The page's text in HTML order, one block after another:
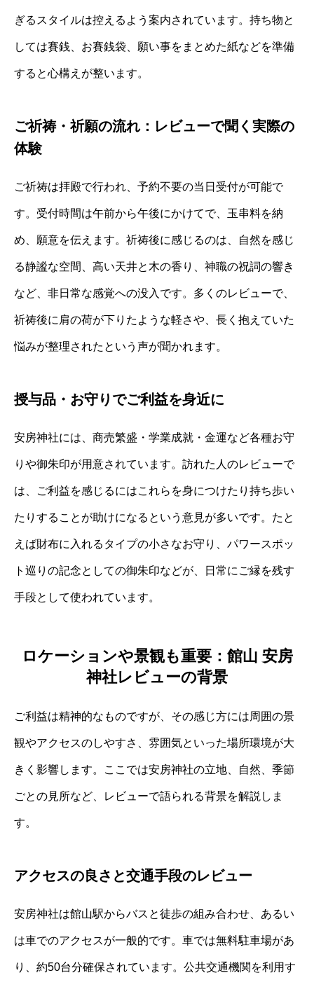
ぎるスタイルは控えるよう案内されています。持ち物と
しては賽銭、お賽銭袋、願い事をまとめた紙などを準備
すると心構えが整います。
ご祈祷・祈願の流れ：レビューで聞く実際の
体験
ご祈祷は拝殿で行われ、予約不要の当日受付が可能で
す。受付時間は午前から午後にかけてで、玉串料を納
め、願意を伝えます。祈祷後に感じるのは、自然を感じ
る静謐な空間、高い天井と木の香り、神職の祝詞の響き
など、非日常な感覚への没入です。多くのレビューで、
祈祷後に肩の荷が下りたような軽さや、長く抱えていた
悩みが整理されたという声が聞かれます。
授与品・お守りでご利益を身近に
安房神社には、商売繁盛・学業成就・金運など各種お守
りや御朱印が用意されています。訪れた人のレビューで
は、ご利益を感じるにはこれらを身につけたり持ち歩い
たりすることが助けになるという意見が多いです。たと
えば財布に入れるタイプの小さなお守り、パワースポッ
ト巡りの記念としての御朱印などが、日常にご縁を残す
手段として使われています。
ロケーションや景観も重要：館山 安房
神社レビューの背景
ご利益は精神的なものですが、その感じ方には周囲の景
観やアクセスのしやすさ、雰囲気といった場所環境が大
きく影響します。ここでは安房神社の立地、自然、季節
ごとの見所など、レビューで語られる背景を解説しま
す。
アクセスの良さと交通手段のレビュー
安房神社は館山駅からバスと徒歩の組み合わせ、あるい
は車でのアクセスが一般的です。車では無料駐車場があ
り、約50台分確保されています。公共交通機関を利用す